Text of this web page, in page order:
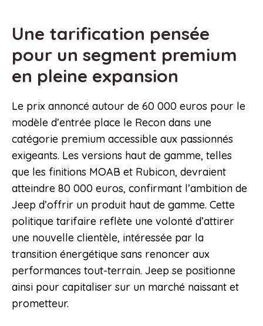
Une tarification pensée
pour un segment premium
en pleine expansion
Le prix annoncé autour de 60 000 euros pour le
modèle d’entrée place le Recon dans une
catégorie premium accessible aux passionnés
exigeants. Les versions haut de gamme, telles
que les finitions MOAB et Rubicon, devraient
atteindre 80 000 euros, confirmant l’ambition de
Jeep d’offrir un produit haut de gamme. Cette
politique tarifaire reflète une volonté d’attirer
une nouvelle clientèle, intéressée par la
transition énergétique sans renoncer aux
performances tout-terrain. Jeep se positionne
ainsi pour capitaliser sur un marché naissant et
prometteur.